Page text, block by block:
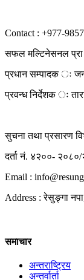
Contact : +977-
सफल मल्टिनेसनल प्रा
प्रधान सम्पादक ः
प्रवन्ध निर्देशक ः
सुचना तथा प्रसारण
दर्ता नं. ४२००-
Email : info@
Address : रेसुङ्गा
समाचार
अन्तराष्ट्रिय
अन्तर्वार्ता